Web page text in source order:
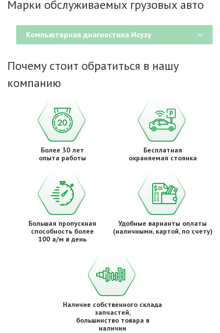
Марки обслуживаемых грузовых авто
Компьютерная диагностика Исузу
Почему стоит обратиться в нашу
компанию
Более 30 лет
опыта работы
Бесплатная
охраняемая стоянка
Большая пропускная
способность более
100 а/м в день
Удобные варианты оплаты
(наличными, картой, по счету)
Наличие собственного склада
запчастей,
большинство товара в
наличии